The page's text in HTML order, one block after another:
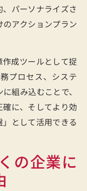
パーソナライズさ
アクションプラン
成ツールとして捉
プロセス、システ
組み込むことで、
に、そしてより効
として活用できる
の企業に